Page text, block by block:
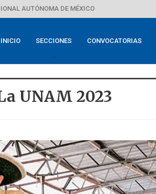
AUTÓNOMA DE MÉXICO
INICIO SECCIONES CONVOCATORIAS
UNAM 2023